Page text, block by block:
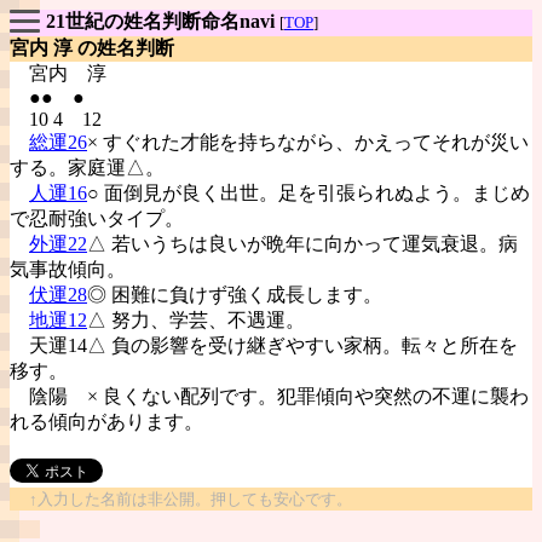
21世紀の姓名判断命名navi [TOP]
宮内 淳 の姓名判断
宮内 淳
●● ●
10 4 12
総運26× すぐれた才能を持ちながら、かえってそれが災い
する。家庭運△。
人運16○ 面倒見が良く出世。足を引張られぬよう。まじめ
で忍耐強いタイプ。
外運22△ 若いうちは良いが晩年に向かって運気衰退。病
気事故傾向。
伏運28◎ 困難に負けず強く成長します。
地運12△ 努力、学芸、不遇運。
天運14△ 負の影響を受け継ぎやすい家柄。転々と所在を
移す。
陰陽 × 良くない配列です。犯罪傾向や突然の不運に襲わ
れる傾向があります。
↑入力した名前は非公開。押しても安心です。